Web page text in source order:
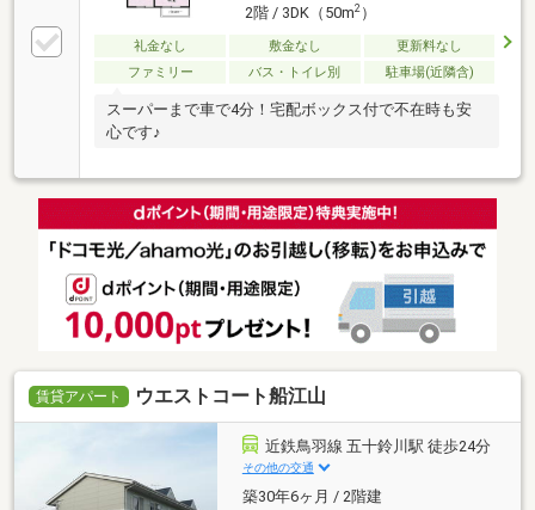
2階 / 3DK（50m2）
礼金なし 敷金なし
更新料なし
ファミリー
バス・トイレ別 駐車場(近隣含)
スーパーまで車で4分！宅配ボックス付で不在時も安
心です♪
賃貸アパート ウエストコート船江山
近鉄鳥羽線 五十鈴川駅 徒歩24分
その他の交通
築30年6ヶ月 / 2階建